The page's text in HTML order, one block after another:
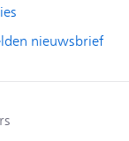
nieuwsbrief